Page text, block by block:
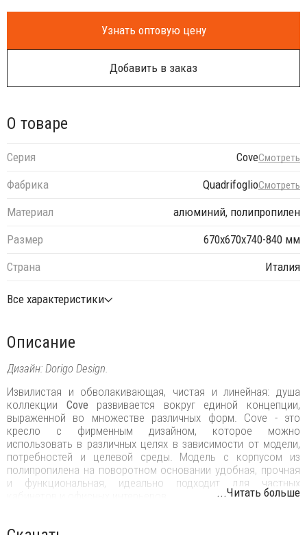
Узнать оптовую цену
Добавить в заказ
О товаре
Серия CoveСмотреть
Фабрика QuadrifoglioСмотреть
Материал
алюминий, полипропилен
Размер
670х670х740-840 мм
Страна
Италия
Все характеристики
Описание
Дизайн: Dorigo Design.
Извилистая и обволакивающая, чистая и линейная: душа
коллекции Cove развивается вокруг единой концепции,
выраженной во множестве различных форм. Cove - это
кресло с фирменным дизайном, которое можно
использовать в различных целях в зависимости от модели,
потребностей и целевой среды. Модель с корпусом из
полипропилена на поворотном основании удобная, прочная
и функциональная, идеально подходит для частных
...Читать больше